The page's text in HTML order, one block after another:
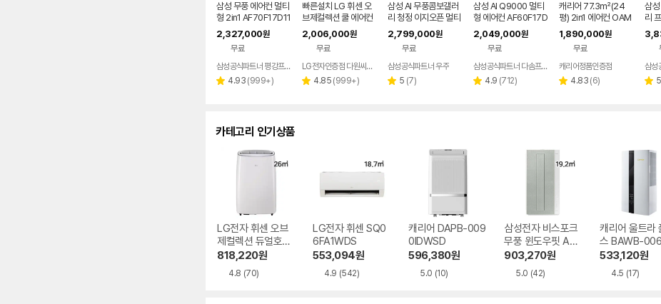
삼성 무풍 에어컨 멀티
형 2in1 AF70F17D11
BRS 일반배관 전국,
기본설치비포함
2,327,000원
무료
삼성공식파트너 평강프라자
별 4.93 리
(999+)
빠른설치 LG 휘센 오
브제컬렉션 쿨 에어컨
2in1 FQ17FC1EC2
기본설치포함
2,006,000원
무료
LG전자인증점 다원씨앤씨
별 4.85 리
(999+)
삼성 AI 무풍콤보갤러
리 청정 이지오픈 멀티
형 에어컨 AF80F17D
22WRS 기본설치포
2,799,000원
무료
삼성공식파트너 우주
별 5 리
(7)
삼성 AI Q9000 멀티
형 에어컨 AF60F17D
11BRS 전국기본설치
포함
2,049,000원
무료
삼성공식파트너 다솜프라자
별 4.9 리
(712)
캐리어 77.3㎡(24
평) 2in1 에어컨 OAM
B-0852NDWMD전
국기본설치 실외기포
1,890,000원
무료
캐리어정품인증점
별 4.83 리
(6)
삼성
리
에
삼성
별 5
카테고리 인기상품
LG전자 휘센 오브
제컬렉션 듀얼호스
PQ08FDWBS
818,220원
4.8 (70)
LG전자 휘센 SQ0
6FA1WDS
553,094원
4.9 (542)
캐리어 DAPB-009
0IDWSD
596,380원
5.0 (10)
삼성전자 비스포크
무풍 윈도우핏 AW
06C7155EWAZ
903,270원
5.0 (42)
캐리어 울트라
스 BAWB-
WSD
533,120원
4.5 (17)